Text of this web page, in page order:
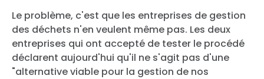
Le problème, c'est que les entreprises de gestion
des déchets n'en veulent même pas. Les deux
entreprises qui ont accepté de tester le procédé
déclarent aujourd'hui qu'il ne s'agit pas d'une
"alternative viable pour la gestion de nos